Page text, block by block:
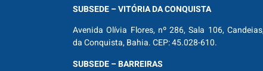
SUBSEDE – VITÓRIA DA CONQUISTA
Avenida Olívia Flores, nº 286, Sala 106,
da Conquista, Bahia. CEP: 45.028-610.
SUBSEDE – BARREIRAS